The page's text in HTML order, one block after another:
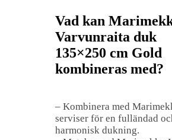
Vad kan
Varvunraita duk
135×250 cm Gold
kombineras med?
– Kombinera med
serviser för en fulländad
harmonisk dukning.